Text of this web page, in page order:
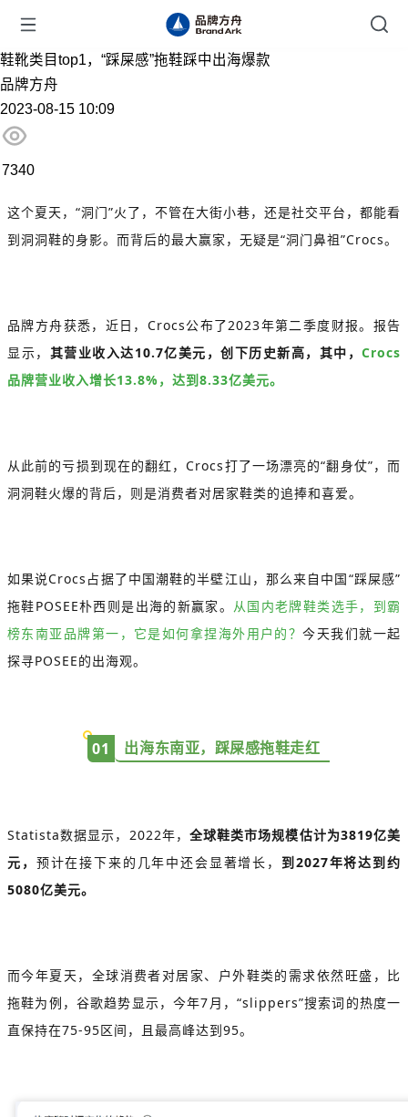
鞋靴类目top1，“踩屎感”拖鞋踩中出海爆款
品牌方舟
2023-08-15 10:09
7340
这个夏天，“洞门”火了，不管在大街小巷，还是社交平台，都能看
到洞洞鞋的身影。而背后的最大赢家，无疑是“洞门鼻祖”Crocs。
品牌方舟获悉，近日，Crocs公布了2023年第二季度财报。报告
显示， 其营业收入达10.7亿美元，创下历史新高，其中， Crocs
品牌营业收入增长13.8%，达到8.33亿美元。
从此前的亏损到现在的翻红，Crocs打了一场漂亮的“翻身仗”，而
洞洞鞋火爆的背后，则是消费者对居家鞋类的追捧和喜爱。
如果说Crocs占据了中国潮鞋的半壁江山，那么来自中国“踩屎感”
拖鞋POSEE朴西则是出海的新赢家。 从国内老牌鞋类选手，到霸
榜东南亚品牌第一，它是如何拿捏海外用户的？今天我们就一起
探寻POSEE的出海观。
01 出海东南亚，踩屎感拖鞋走红
Statista数据显示，2022年， 全球鞋类市场规模估计为3819亿美
元， 预计在接下来的几年中还会显著增长， 到2027年将达到约
5080亿美元。
而今年夏天，全球消费者对居家、户外鞋类的需求依然旺盛，比
拖鞋为例，谷歌趋势显示，今年7月，“slippers”搜索词的热度一
直保持在75-95区间，且最高峰达到95。